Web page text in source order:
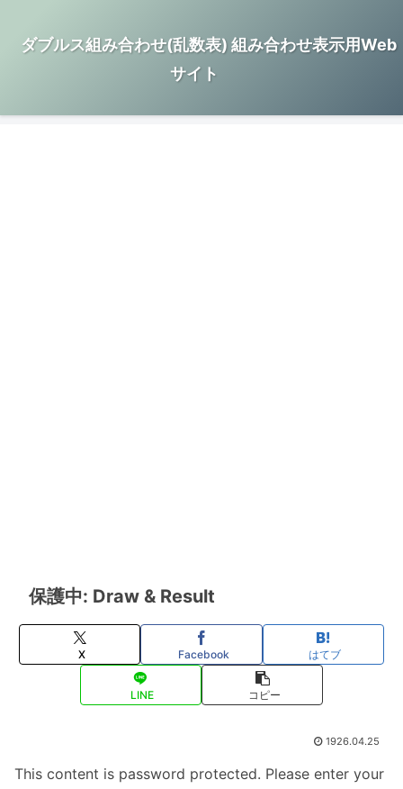
ダブルス組み合わせ(乱数表) 組み合わせ表示用Web
サイト
保護中: Draw & Result
X Facebook はてブ
LINE コピー
1926.04.25
This content is password protected. Please enter your